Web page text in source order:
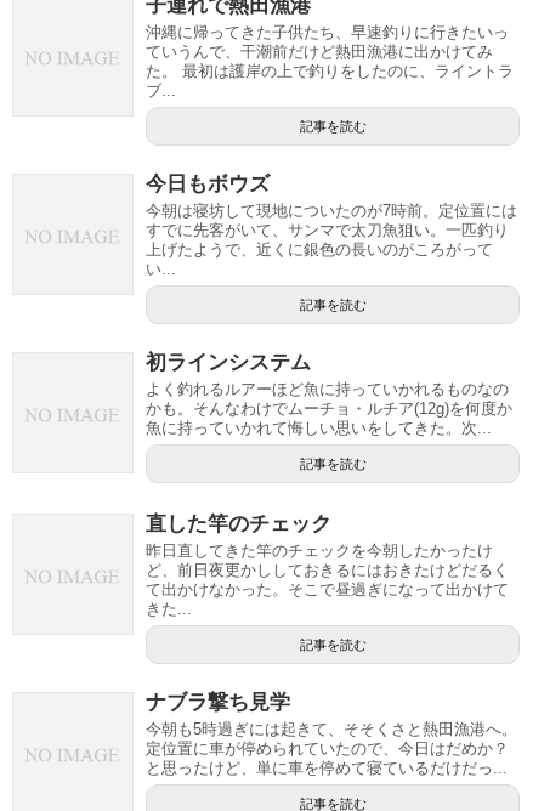
子連れで熱田漁港
沖縄に帰ってきた子供たち、早速釣りに行きたいっ
ていうんで、干潮前だけど熱田漁港に出かけてみ
た。 最初は護岸の上で釣りをしたのに、ライントラ
ブ...
記事を読む
今日もボウズ
今朝は寝坊して現地についたのが7時前。定位置には
すでに先客がいて、サンマで太刀魚狙い。一匹釣り
上げたようで、近くに銀色の長いのがころがって
い...
記事を読む
初ラインシステム
よく釣れるルアーほど魚に持っていかれるものなの
かも。そんなわけでムーチョ・ルチア(12g)を何度か
魚に持っていかれて悔しい思いをしてきた。次...
記事を読む
直した竿のチェック
昨日直してきた竿のチェックを今朝したかったけ
ど、前日夜更かししておきるにはおきたけどだるく
て出かけなかった。そこで昼過ぎになって出かけて
きた...
記事を読む
ナブラ撃ち見学
今朝も5時過ぎには起きて、そそくさと熱田漁港へ。
定位置に車が停められていたので、今日はだめか？
と思ったけど、単に車を停めて寝ているだけだっ...
記事を読む